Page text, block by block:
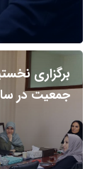
برگزاری
جمعیت در